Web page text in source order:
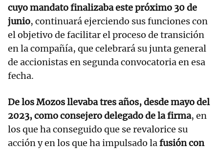
cuyo mandato finalizaba este próximo 30 de
junio, continuará ejerciendo sus funciones con
el objetivo de facilitar el proceso de transición
en la compañía, que celebrará su junta general
de accionistas en segunda convocatoria en esa
fecha.
De los Mozos llevaba tres años, desde mayo del
2023, como consejero delegado de la firma, en
los que ha conseguido que se revalorice su
acción y en los que ha impulsado lafusión con